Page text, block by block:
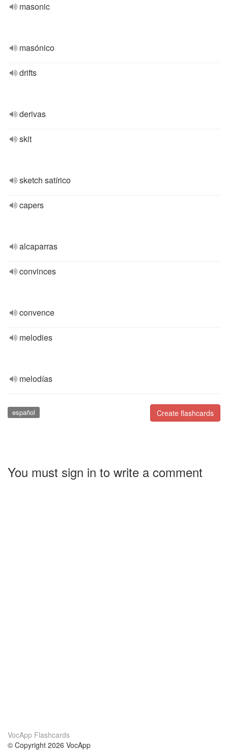
masonic
masónico
drifts
derivas
skit
sketch satírico
capers
alcaparras
convinces
convence
melodies
melodías
Create flashcards
español
You must sign in to write a comment
VocApp Flashcards
© Copyright 2026 VocApp